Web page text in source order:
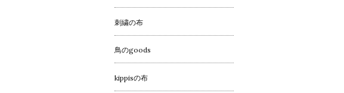
刺繍の布
鳥のgoods
kippisの布